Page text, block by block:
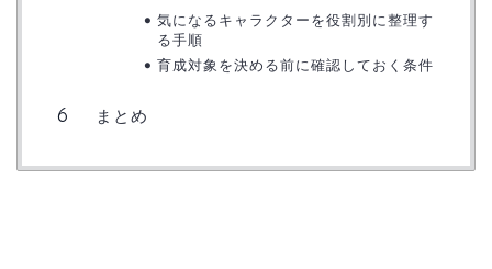
気になるキャラクターを役割別に整理す
る手順
育成対象を決める前に確認しておく条件
まとめ